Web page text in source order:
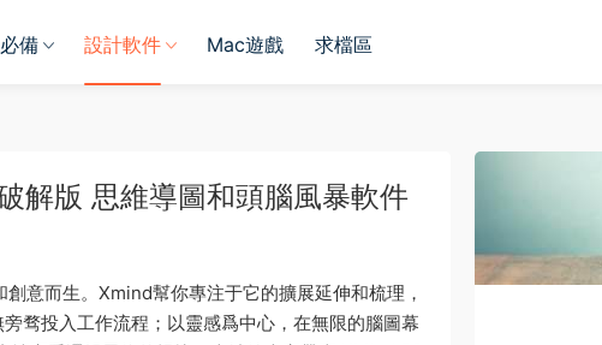
備 設計軟件 Mac遊戲 求檔區
解版 思維導圖和頭腦風暴軟件
意而生。Xmind幫你專注于它的擴展延伸和梳理，
骛投入工作流程；以靈感爲中心，在無限的腦圖幕